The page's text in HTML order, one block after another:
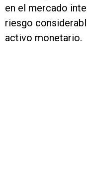
en el mercado
riesgo
activo monetario.